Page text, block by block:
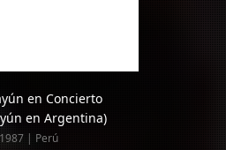
en Concierto
en Argentina)
| Perú